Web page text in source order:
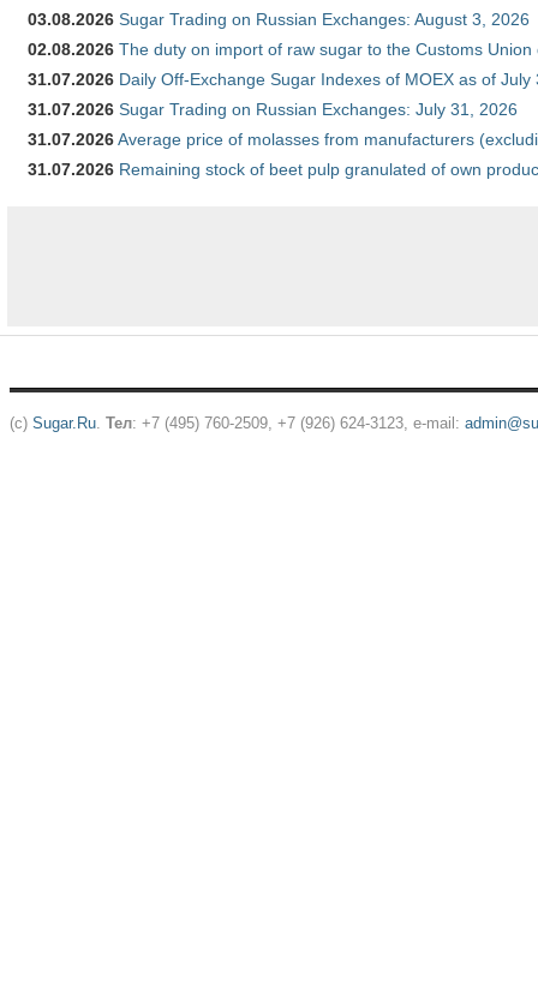
03.08.2026 Sugar Trading on Russian Exchanges: August 3, 2026
02.08.2026 The duty on import of raw sugar to the Customs
31.07.2026 Daily Off-Exchange Sugar Indexes of MOEX as of July
31.07.2026 Sugar Trading on Russian Exchanges: July 31, 2026
31.07.2026Average price of molasses from manufacturers
31.07.2026 Remaining stock of beet pulp granulated of own
(c) Sugar.Ru. Тел: +7 (495) 760-2509, +7 (926) 624-3123, e-mail: